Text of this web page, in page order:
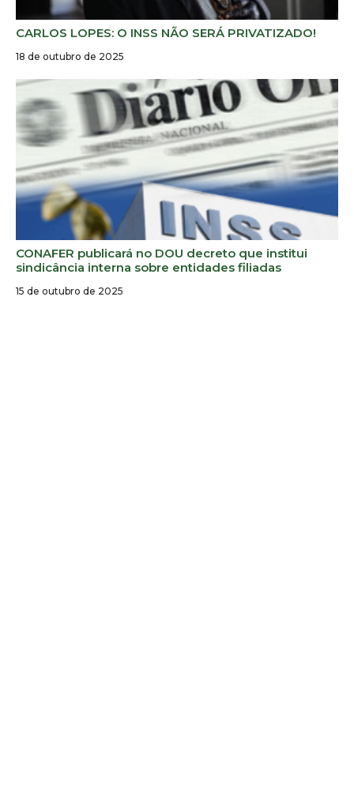
CARLOS LOPES: O INSS NÃO SERÁ PRIVATIZADO!
18 de outubro de 2025
CONAFER publicará no DOU decreto que institui
sindicância interna sobre entidades filiadas
15 de outubro de 2025